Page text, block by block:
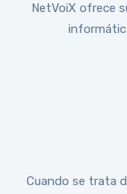
NetVoiX ofrece
Cuando se trata